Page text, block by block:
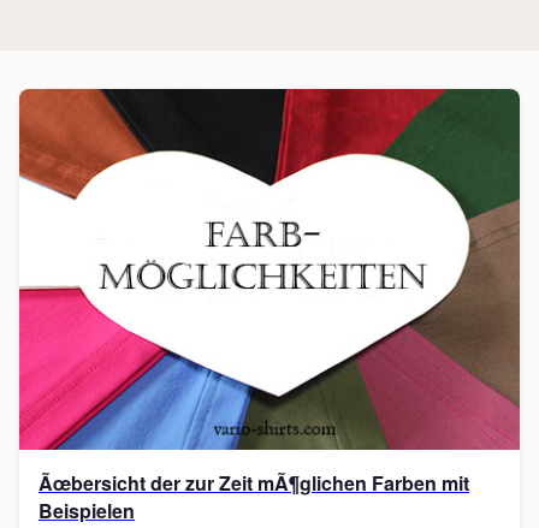
Ãœbersicht der zur Zeit mÃ¶glichen Farben mit
Beispielen